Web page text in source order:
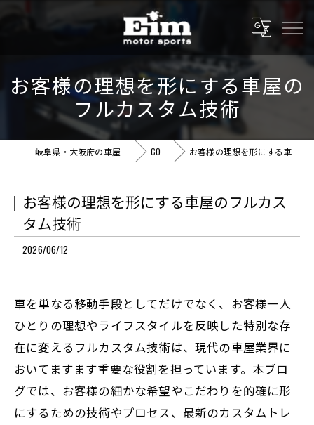
お客様の理想を形にする車屋の
フルカスタム技術
COLUMN お客様の理想を形にする車屋のフルカスタム技術
お客様の理想を形にする車屋のフルカス
タム技術
2026/06/12
車を単なる移動手段としてだけでなく、お客様一人
ひとりの理想やライフスタイルを反映した特別な存
在に変えるフルカスタム技術は、現代の車屋業界に
おいてますます重要な役割を担っています。本ブロ
グでは、お客様の細かな希望やこだわりを的確に形
にするための技術やプロセス、最新のカスタムトレ